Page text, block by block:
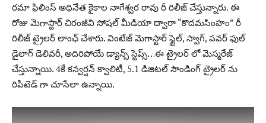
రమా ఫిలింస్ అధినేత కైకాల నాగేశ్వర రావు రీ రిలీజ్ చేస్తున్నారు. ఈ
రోజు మెగాస్టార్ చిరంజీవి సోషల్ మీడియా ద్వారా “కొదమసింహం” రీ
రిలీజ్ ట్రైలర్ లాంఛ్ చేశారు. వింటేజ్ మెగాస్టార్ స్టైల్, స్వాగ్, పవర్ ఫుల్
డైలాగ్ డెలివరీ, అదిరిపోయే డ్యాన్స్ స్టెప్స్…ఈ ట్రైలర్ లో మెస్మరేజ్
చేస్తున్నాయి. 4కే కన్వర్షన్ క్వాలిటీ, 5.1 డిజిటల్ సౌండింగ్ ట్రైలర్ ను
రిపీటెడ్ గా చూసేలా ఉన్నాయి.